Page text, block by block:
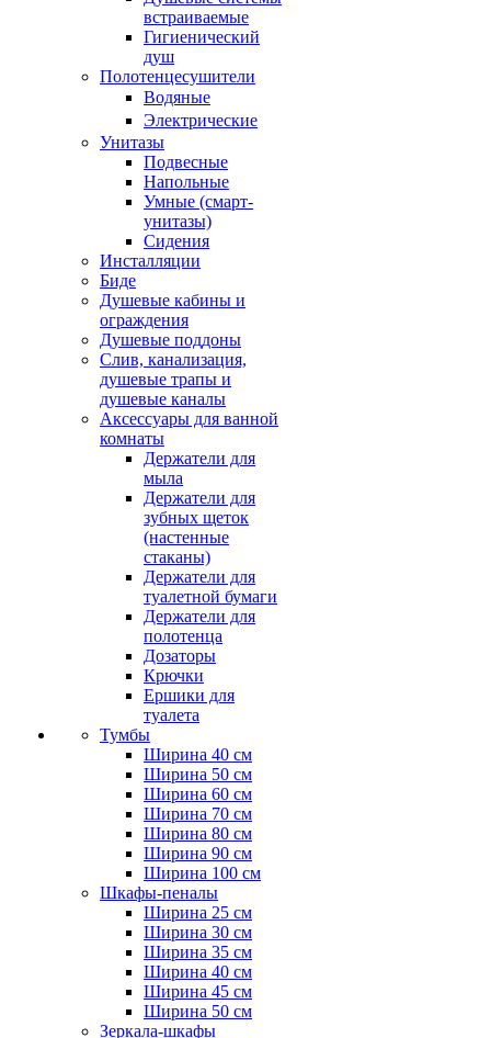
встраиваемые
Гигиенический
душ
Полотенцесушители
ㅤВодяные
ㅤЭлектрические
Унитазы
Подвесные
Напольные
Умные (смарт-
унитазы)
Сидения
Инсталляции
Биде
Душевые кабины и
ограждения
Душевые поддоны
Слив, канализация,
душевые трапы и
душевые каналы
Аксессуары для ванной
комнаты
Держатели для
мыла
Держатели для
зубных щеток
(настенные
стаканы)
Держатели для
туалетной бумаги
Держатели для
полотенца
Дозаторы
Крючки
Ершики для
туалета
Тумбы
Ширина 40 см
Ширина 50 см
Ширина 60 см
Ширина 70 см
Ширина 80 см
Ширина 90 см
Ширина 100 см
Шкафы-пеналы
Ширина 25 см
Ширина 30 см
Ширина 35 см
Ширина 40 см
Ширина 45 см
Ширина 50 см
Зеркала-шкафы